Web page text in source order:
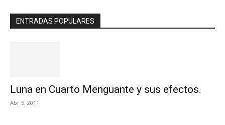
ENTRADAS POPULARES
Luna en Cuarto Menguante y sus efectos.
Abr 5, 2011